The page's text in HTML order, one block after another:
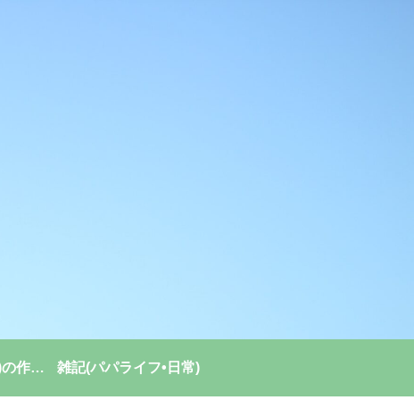
強い組織(チーム)の作り方 雑記(パパライフ•日常)